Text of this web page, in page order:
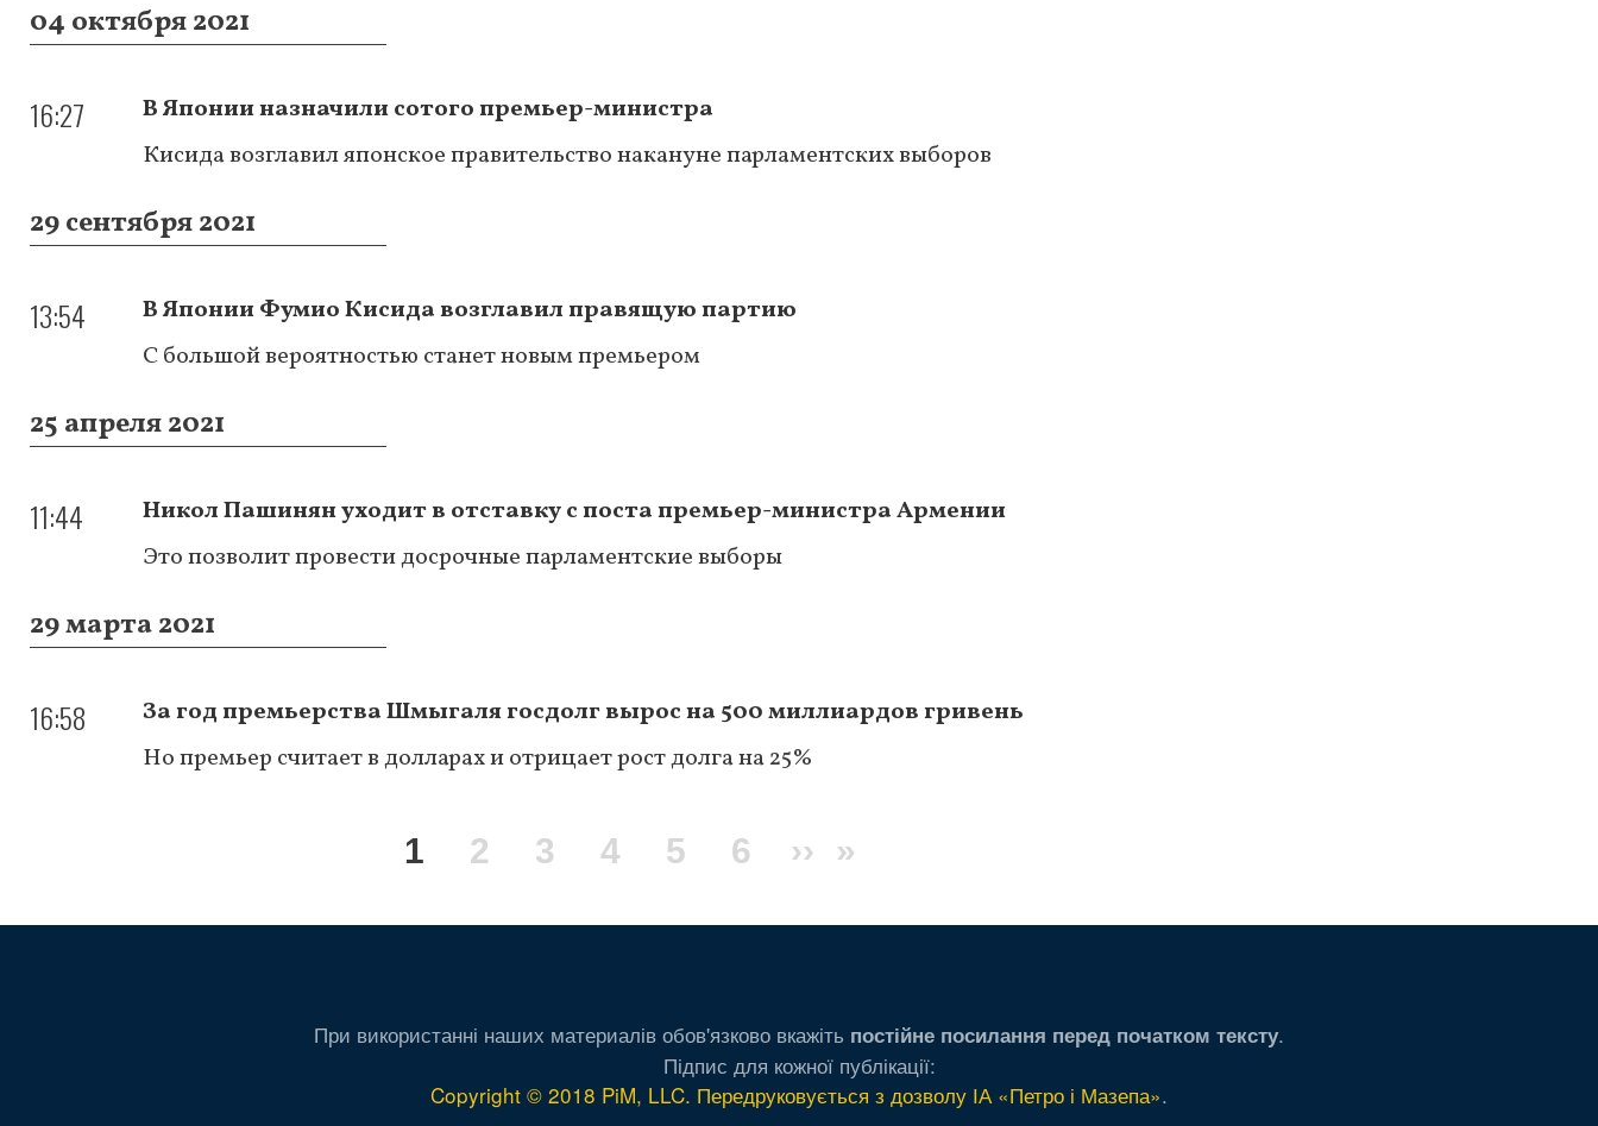
04 октября 2021
16:27
В Японии назначили сотого премьер-министра
Кисида возглавил японское правительство накануне парламентских выборов
29 сентября 2021
13:54
В Японии Фумио Кисида возглавил правящую партию
С большой вероятностью станет новым премьером
25 апреля 2021
11:44
Никол Пашинян уходит в отставку с поста премьер-министра Армении
Это позволит провести досрочные парламентские выборы
29 марта 2021
16:58
За год премьерства Шмыгаля госдолг вырос на 500 миллиардов гривень
Но премьер считает в долларах и отрицает рост долга на 25%
Текущая
1 Page
2 Page
3 Page
4 Page
5 Page
6
Следующая
››
Последняя
»
При використанні наших материалів обов'язково вкажіть постійне посилання перед початком тексту.
Підпис для кожної публікації:
Copyright © 2018 PiM, LLC. Передруковується з дозволу ІА «Петро і Мазепа».